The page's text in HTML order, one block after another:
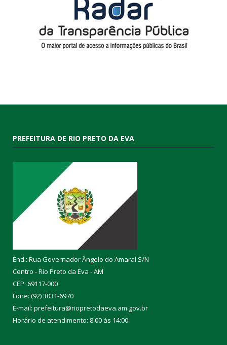
PREFEITURA DE RIO PRETO DA EVA
End.: Rua Governador Ângelo do Amaral S/N
Centro - Rio Preto da Eva - AM
CEP: 69117-000
Fone: (92) 3031-6970
E-mail: prefeitura@riopretodaeva.am.gov.br
Horário de atendimento: 8:00 às 14:00